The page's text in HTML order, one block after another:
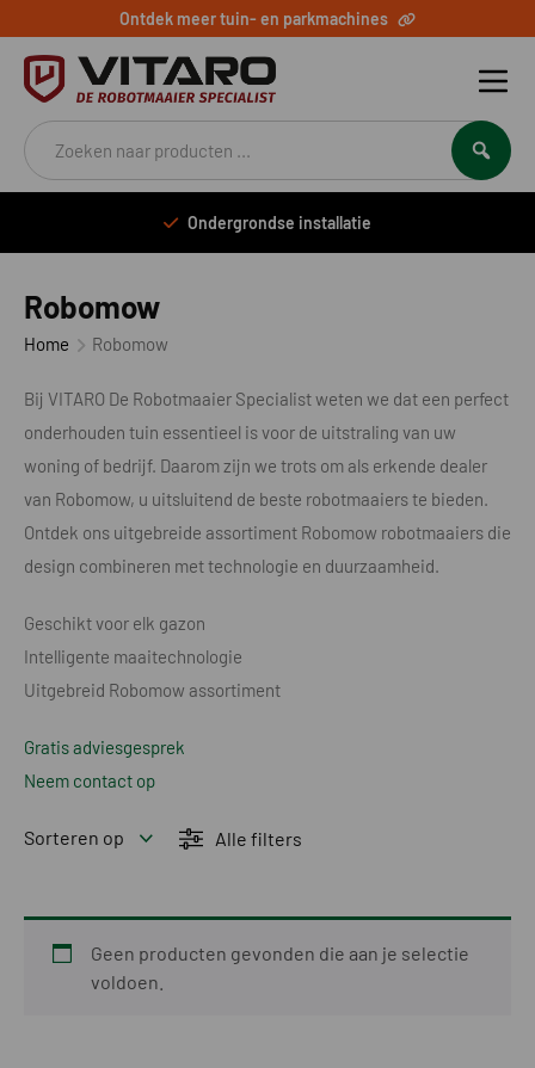
Ontdek meer tuin- en parkmachines
Producten
zoeken
Ondergrondse installatie
Robomow
Home Robomow
Bij VITARO De Robotmaaier Specialist weten we dat een perfect
onderhouden tuin essentieel is voor de uitstraling van uw
woning of bedrijf. Daarom zijn we trots om als erkende dealer
van Robomow, u uitsluitend de beste robotmaaiers te bieden.
Ontdek ons uitgebreide assortiment Robomow robotmaaiers die
design combineren met technologie en duurzaamheid.
Geschikt voor elk gazon
Intelligente maaitechnologie
Uitgebreid Robomow assortiment
Gratis adviesgesprek
Neem contact op
Sorteren op Alle filters
Geen producten gevonden die aan je selectie
voldoen.